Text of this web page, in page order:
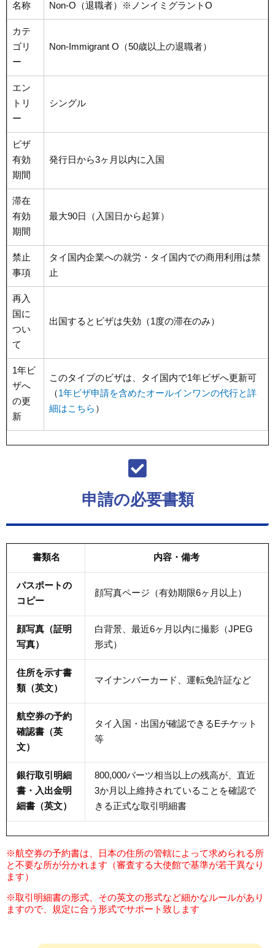
名称 Non-O（退職者）※ノンイミグラントO
カテ
ゴリ
ー
Non-Immigrant O（50歳以上の退職者）
エン
トリ
ー
シングル
ビザ
有効
期間
発行日から3ヶ月以内に入国
滞在
有効
期間
最大90日（入国日から起算）
禁止
事項
タイ国内企業への就労・タイ国内での商用利用は禁
止
再入
国に
つい
て
出国するとビザは失効（1度の滞在のみ）
1年ビ
ザへ
の更
新
このタイプのビザは、タイ国内で1年ビザへ更新可
（1年ビザ申請を含めたオールインワンの代行と詳
細はこちら ）
申請の必要書類
書類名 内容・備考
パスポートの
コピー
顔写真ページ（有効期限6ヶ月以上）
顔写真（証明
写真）
白背景、最近6ヶ月以内に撮影（JPEG
形式）
住所を示す書
類（英文）
マイナンバーカード、運転免許証など
航空券の予約
確認書（英
文）
タイ入国・出国が確認できるEチケット
等
銀行取引明細
書・入出金明
細書（英文）
800,000バーツ相当以上の残高が、直近
3か月以上維持されていることを確認で
きる正式な取引明細書
※航空券の予約書は、日本の住所の管轄によって求められる所
と不要な所が分かれます（審査する大使館で基準が若干異なり
ます）
※取引明細書の形式、その英文の形式など細かなルールがあり
ますので、規定に合う形式でサポート致します